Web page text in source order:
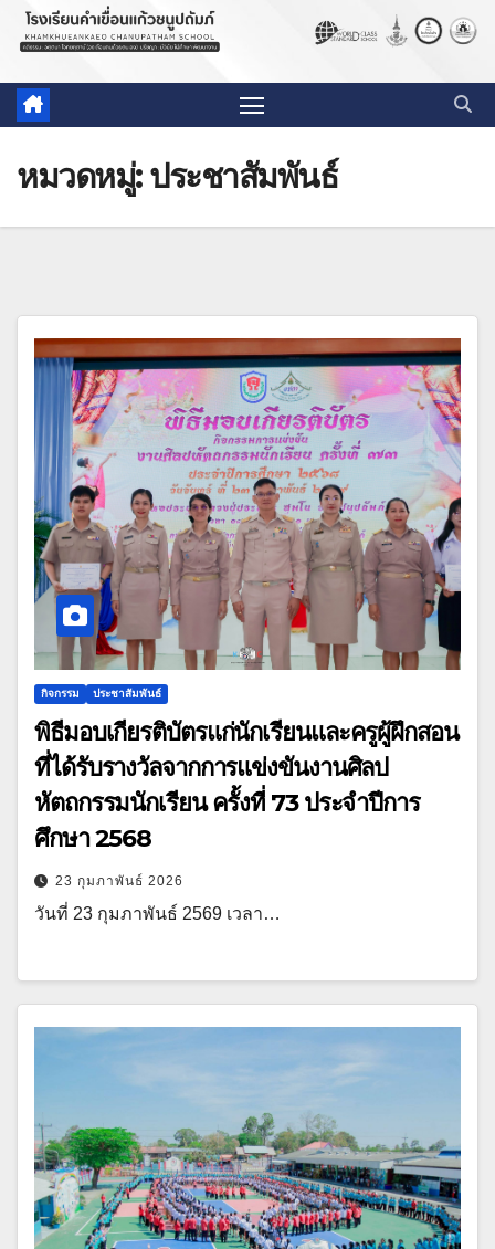
หมวดหมู่:ประชาสัมพันธ์
กิจกรรม ประชาสัมพันธ์
พิธีมอบเกียรติบัตรแก่นักเรียนและครูผู้ฝึกสอน
ที่ได้รับรางวัลจากการแข่งขันงานศิลป
หัตถกรรมนักเรียน ครั้งที่ 73 ประจำปีการ
ศึกษา 2568
23 กุมภาพันธ์ 2026
วันที่ 23 กุมภาพันธ์ 2569 เวลา…